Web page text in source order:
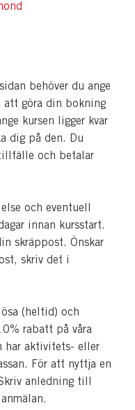
behöver du ange
att göra din bokning
kursen ligger kvar
dig på den. Du
och betalar
och eventuell
innan kursstart.
skräppost. Önskar
skriv det i
(heltid) och
rabatt på våra
har aktivitets- eller
För att nyttja en
anledning till